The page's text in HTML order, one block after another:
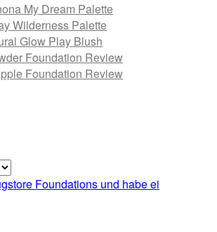
My Dream Palette
Wilderness Palette
Glow Play Blush
Foundation Review
Foundation Review
Foundations und habe ei